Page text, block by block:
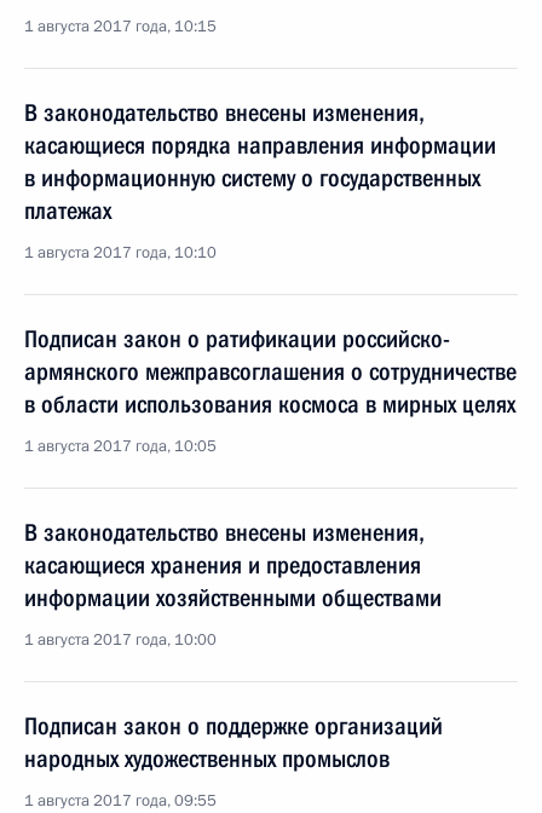
1 августа 2017 года, 10:15
В законодательство внесены изменения,
касающиеся порядка направления информации
в информационную систему о государственных
платежах
1 августа 2017 года, 10:10
Подписан закон о ратификации российско-
армянского межправсоглашения о сотрудничестве
в области использования космоса в мирных целях
1 августа 2017 года, 10:05
В законодательство внесены изменения,
касающиеся хранения и предоставления
информации хозяйственными обществами
1 августа 2017 года, 10:00
Подписан закон о поддержке организаций
народных художественных промыслов
1 августа 2017 года, 09:55